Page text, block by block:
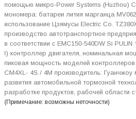
помощью микро-Power Systems (Huzhou)
мономера: батареи лития марганца
использование Цзямусы Electric Co.
производство автотранспортное
в соответствии с EMC150-540DW Si
I) контроллер двигателя, номинальная
пиковая мощность моделей контроллеров
CM4XL- 4S / 4M производитель:
развития автомобильной тормозной
разработке продуктов, рабочей области
(Примечание: возможны неточности)